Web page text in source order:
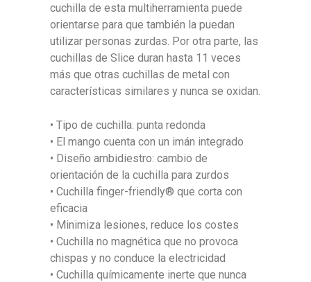
cuchilla de esta multiherramienta puede
orientarse para que también la puedan
utilizar personas zurdas. Por otra parte, las
cuchillas de Slice duran hasta 11 veces
más que otras cuchillas de metal con
características similares y nunca se oxidan.
• Tipo de cuchilla: punta redonda
• El mango cuenta con un imán integrado
• Diseño ambidiestro: cambio de
orientación de la cuchilla para zurdos
• Cuchilla finger-friendly® que corta con
eficacia
• Minimiza lesiones, reduce los costes
• Cuchilla no magnética que no provoca
chispas y no conduce la electricidad
• Cuchilla químicamente inerte que nunca